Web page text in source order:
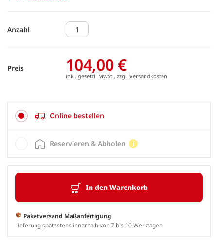
Anzahl
Preis 104,00 €
inkl. gesetzl. MwSt., zzgl. Versandkosten
Online bestellen
In den Warenkorb
Paketversand Maßanfertigung
Lieferung spätestens innerhalb von 7 bis 10 Werktagen
Reservieren & Abholen